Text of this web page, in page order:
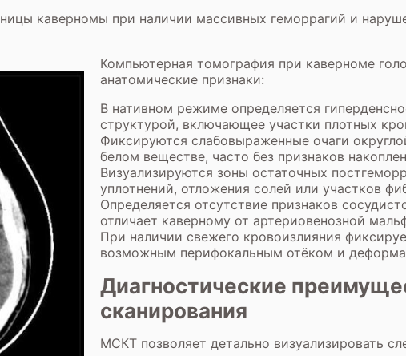
каверномы при наличии массивных геморрагий и
Компьютерная томография при каверноме
анатомические признаки:
В нативном режиме определяется
структурой, включающее участки плотных
Фиксируются слабовыраженные очаги
белом веществе, часто без признаков
Визуализируются зоны остаточных
уплотнений, отложения солей или участков
Определяется отсутствие признаков
отличает каверному от артериовенозной
При наличии свежего кровоизлияния
возможным перифокальным отёком и
Диагностические
сканирования
МСКТ позволяет детально визуализировать